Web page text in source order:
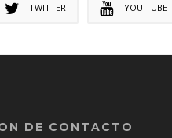
TWITTER YOU TUBE
DE CONTACTO